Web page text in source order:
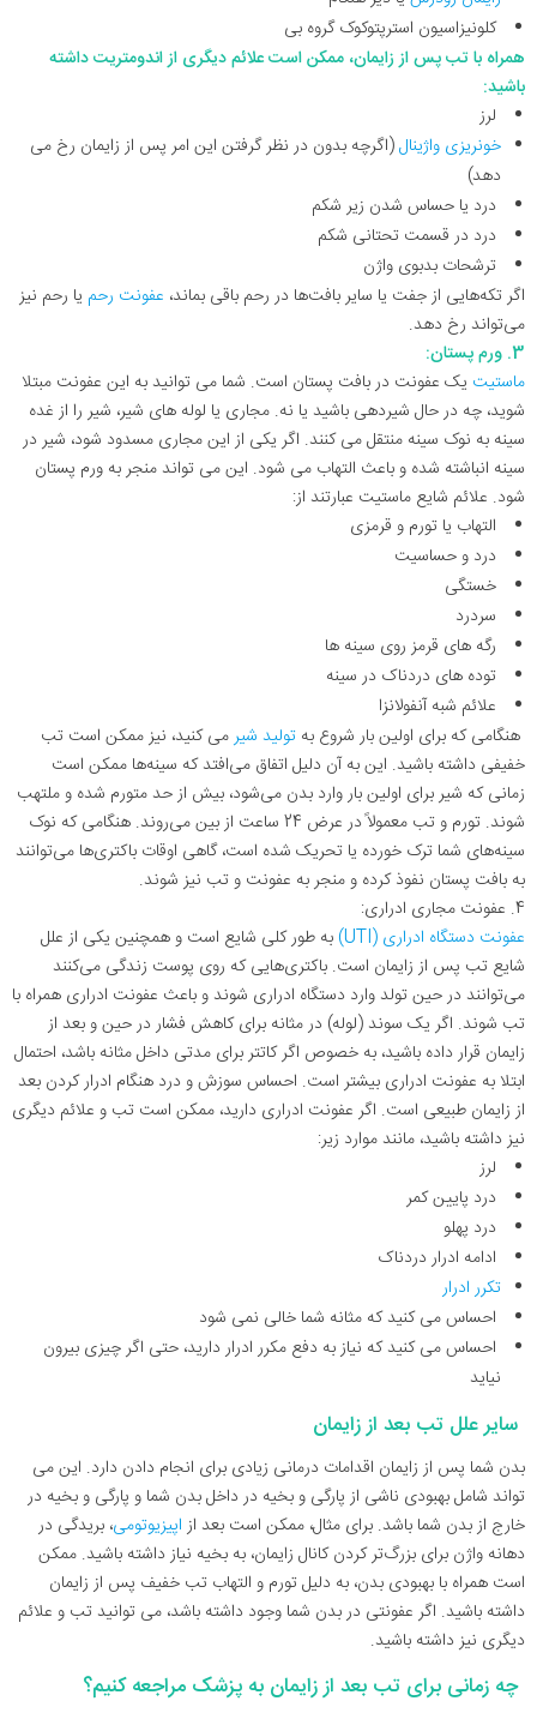
کلونیزاسیون استرپتوکوک گروه بی
همراه با تب پس از زایمان، ممکن است علائم دیگری از اندومتریت داشته
باشید:
لرز
خونریزی واژینال(اگرچه بدون در نظر گرفتن این امر پس از زایمان رخ می
دهد)
درد یا حساس شدن زیر شکم
درد در قسمت تحتانی شکم
ترشحات بدبوی واژن
اگر تکه‌هایی از جفت یا سایر بافت‌ها در رحم باقی بماند، عفونت رحم یا رحم نیز
می‌تواند رخ دهد.
3. ورم پستان:
ماستیت یک عفونت در بافت پستان است. شما می توانید به این عفونت مبتلا
شوید، چه در حال شیردهی باشید یا نه. مجاری یا لوله های شیر، شیر را از غده
سینه به نوک سینه منتقل می کنند. اگر یکی از این مجاری مسدود شود، شیر در
سینه انباشته شده و باعث التهاب می شود. این می تواند منجر به ورم پستان
شود. علائم شایع ماستیت عبارتند از:
التهاب یا تورم و قرمزی
درد و حساسیت
خستگی
سردرد
رگه های قرمز روی سینه ها
توده های دردناک در سینه
علائم شبه آنفولانزا
هنگامی که برای اولین بار شروع به تولید شیر می کنید، نیز ممکن است تب
خفیفی داشته باشید. این به آن دلیل اتفاق می‌افتد که سینه‌ها ممکن است
زمانی که شیر برای اولین بار وارد بدن می‌شود، بیش از حد متورم شده و ملتهب
شوند. تورم و تب معمولاً در عرض 24 ساعت از بین می‌روند. هنگامی که نوک
سینه‌های شما ترک خورده یا تحریک شده است، گاهی اوقات باکتری‌ها می‌توانند
به بافت پستان نفوذ کرده و منجر به عفونت و تب نیز شوند.
4. عفونت مجاری ادراری:
عفونت دستگاه ادراری (UTI)
به طور کلی شایع است و همچنین یکی از علل
شایع تب پس از زایمان است. باکتری‌هایی که روی پوست زندگی می‌کنند
می‌توانند در حین تولد وارد دستگاه ادراری شوند و باعث عفونت ادراری همراه با
تب شوند. اگر یک سوند (لوله) در مثانه برای کاهش فشار در حین و بعد از
زایمان قرار داده باشید، به خصوص اگر کاتتر برای مدتی داخل مثانه باشد، احتمال
ابتلا به عفونت ادراری بیشتر است. احساس سوزش و درد هنگام ادرار کردن بعد
از زایمان طبیعی است. اگر عفونت ادراری دارید، ممکن است تب و علائم دیگری
نیز داشته باشید، مانند موارد زیر:
لرز
درد پایین کمر
درد پهلو
ادامه ادرار دردناک
تکرر ادرار
احساس می کنید که مثانه شما خالی نمی شود
احساس می کنید که نیاز به دفع مکرر ادرار دارید، حتی اگر چیزی بیرون
نیاید
سایر علل تب بعد از زایمان
بدن شما پس از زایمان اقدامات درمانی زیادی برای انجام دادن دارد. این می
تواند شامل بهبودی ناشی از پارگی و بخیه در داخل بدن شما و پارگی و بخیه در
خارج از بدن شما باشد. برای مثال، ممکن است بعد از اپیزیوتومی، بریدگی در
دهانه واژن برای بزرگ‌تر کردن کانال زایمان، به بخیه نیاز داشته باشید. ممکن
است همراه با بهبودی بدن، به دلیل تورم و التهاب تب خفیف پس از زایمان
داشته باشید. اگر عفونتی در بدن شما وجود داشته باشد، می توانید تب و علائم
دیگری نیز داشته باشید.
چه زمانی برای تب بعد از زایمان به پزشک مراجعه کنیم؟